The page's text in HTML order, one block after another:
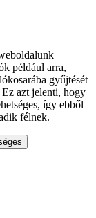
például arra,
gyűjtését
azt jelenti, hogy
így ebből
félnek.